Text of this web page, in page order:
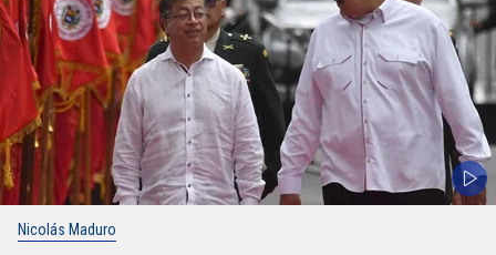
Nicolás Maduro